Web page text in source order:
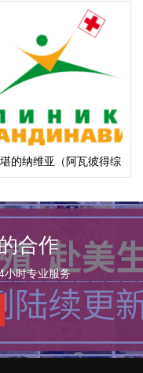
的纳维亚（阿瓦彼得综
合医院）
合作
小时专业服务